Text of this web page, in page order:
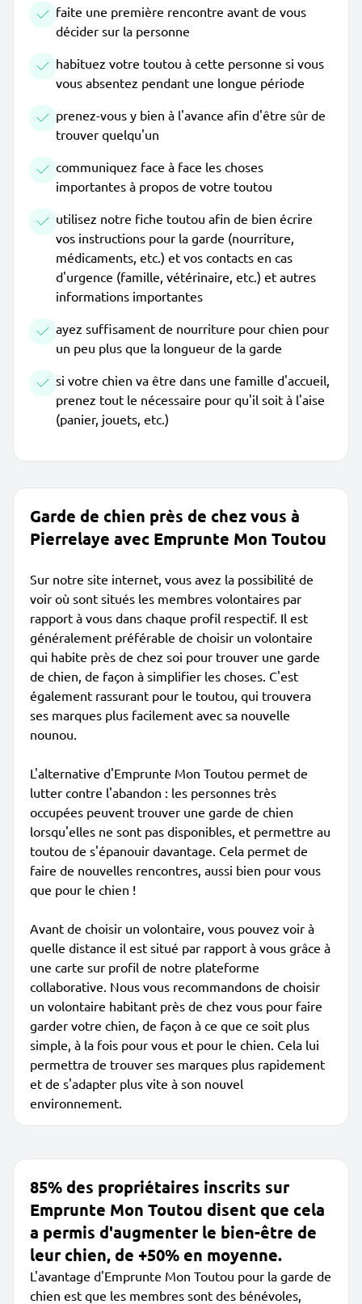
faite une première rencontre avant de vous
décider sur la personne
habituez votre toutou à cette personne si vous
vous absentez pendant une longue période
prenez-vous y bien à l'avance afin d'être sûr de
trouver quelqu'un
communiquez face à face les choses
importantes à propos de votre toutou
utilisez notre fiche toutou afin de bien écrire
vos instructions pour la garde (nourriture,
médicaments, etc.) et vos contacts en cas
d'urgence (famille, vétérinaire, etc.) et autres
informations importantes
ayez suffisament de nourriture pour chien pour
un peu plus que la longueur de la garde
si votre chien va être dans une famille d'accueil,
prenez tout le nécessaire pour qu'il soit à l'aise
(panier, jouets, etc.)
Garde de chien près de chez vous à
Pierrelaye avec Emprunte Mon Toutou
Sur notre site internet, vous avez la possibilité de
voir où sont situés les membres volontaires par
rapport à vous dans chaque profil respectif. Il est
généralement préférable de choisir un volontaire
qui habite près de chez soi pour trouver une garde
de chien, de façon à simplifier les choses. C'est
également rassurant pour le toutou, qui trouvera
ses marques plus facilement avec sa nouvelle
nounou.
L'alternative d'Emprunte Mon Toutou permet de
lutter contre l'abandon : les personnes très
occupées peuvent trouver une garde de chien
lorsqu'elles ne sont pas disponibles, et permettre au
toutou de s'épanouir davantage. Cela permet de
faire de nouvelles rencontres, aussi bien pour vous
que pour le chien !
Avant de choisir un volontaire, vous pouvez voir à
quelle distance il est situé par rapport à vous grâce à
une carte sur profil de notre plateforme
collaborative. Nous vous recommandons de choisir
un volontaire habitant près de chez vous pour faire
garder votre chien, de façon à ce que ce soit plus
simple, à la fois pour vous et pour le chien. Cela lui
permettra de trouver ses marques plus rapidement
et de s'adapter plus vite à son nouvel
environnement.
85% des propriétaires inscrits sur
Emprunte Mon Toutou disent que cela
a permis d'augmenter le bien-être de
leur chien, de +50% en moyenne.
L'avantage d'Emprunte Mon Toutou pour la garde de
chien est que les membres sont des bénévoles,